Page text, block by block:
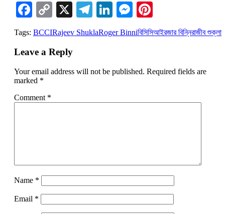
Facebook
Copy
Link
X Telegram
LinkedIn
Messenger
Tags: BCCIRajeev ShuklaRoger Binniবিসিসিআইরজার বিন্নিরাজীব শুক্লা
Leave a Reply
Your email address will not be published. Required fields are
marked *
Comment *
Name *
Email *